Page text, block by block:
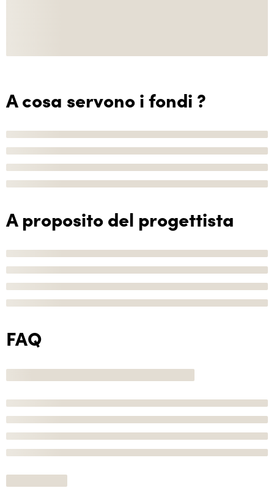
A cosa servono i fondi ?
A proposito del progettista
FAQ